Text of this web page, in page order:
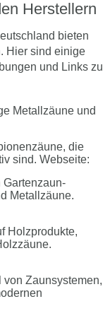
Herstellern
bieten
Hier sind einige
und Links zu
Metallzäune und
die
sind. Webseite:
Gartenzaun-
Metallzäune.
Holzprodukte,
Zaunsystemen,